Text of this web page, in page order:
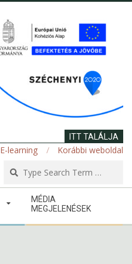
ITT TALÁLJA
E-learning
Korábbi weboldal
MÉDIA
MEGJELENÉSEK